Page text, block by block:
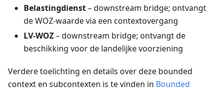
Belastingdienst– downstream bridge; ontvangt
de WOZ-waarde via een contextovergang
LV-WOZ– downstream bridge; ontvangt de
beschikking voor de landelijke voorziening
Verdere toelichting en details over deze bounded
context en subcontexten is te vinden in Bounded